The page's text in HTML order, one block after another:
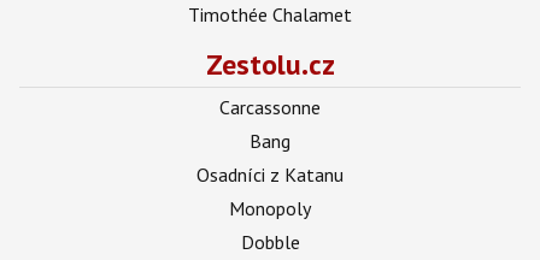
Timothée Chalamet
Zestolu.cz
Carcassonne
Bang
Osadníci z Katanu
Monopoly
Dobble